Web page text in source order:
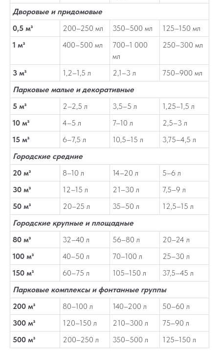
Дворовые и придомовые
0,5 м³
200–250 мл 350–500 мл
125–150 мл
1 м³
400–500 мл
700–1 000
мл
250–300 мл
3 м³ 1,2–1,5 л 2,1–3 л
750–900 мл
Парковые малые и декоративные
5 м³
2–2,5 л 3,5–5 л
1,25–1,5 л
10 м³
4–5 л 7–10 л
2,5–3 л
15 м³
6–7,5 л 10,5–15 л
3,75–4,5 л
Городские средние
20 м³
8–10 л 14–20 л
5–6 л
30 м³
12–15 л 21–30 л
7,5–9 л
50 м³
20–25 л 35–50 л
12,5–15 л
Городские крупные и площадные
80 м³
32–40 л 56–80 л
20–24 л
100 м³
40–50 л 70–100 л
25–30 л
150 м³
60–75 л 105–150 л
37,5–45 л
Парковые комплексы и фонтанные группы
200 м³
80–100 л 140–200 л
50–60 л
300 м³
120–150 л 210–300 л
75–90 л
500 м³
200–250 л 350–500 л 125–150 л